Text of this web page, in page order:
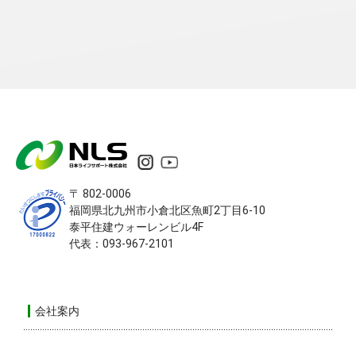
〒 802-0006
福岡県北九州市小倉北区魚町2丁目6-10
泰平住建ウォーレンビル4F
代表：093-967-2101
会社案内